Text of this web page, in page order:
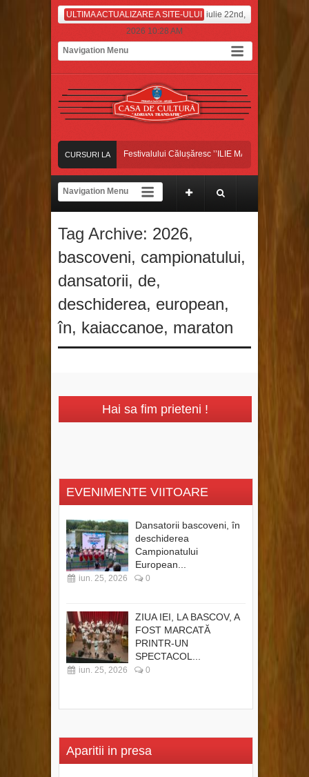
ULTIMA ACTUALIZARE A SITE-ULUI
iulie 22nd,
2026 10:28 AM
CURSURI LA
ZI
bascoveni, pe scena Festivalului Călușăresc ’’ILIE MARTIN’’, din
bascoveni, pe scena Festivalului Călușăresc ’’ILIE MARTIN’’, din
Tag Archive: 2026,
bascoveni, campionatului,
dansatorii, de,
deschiderea, european,
în, kaiaccanoe, maraton
Hai sa fim prieteni !
EVENIMENTE VIITOARE
Dansatorii bascoveni, în
deschiderea
Campionatului
European...
iun. 25, 2026 0
ZIUA IEI, LA BASCOV, A
FOST MARCATĂ
PRINTR-UN
SPECTACOL...
iun. 25, 2026 0
Aparitii in presa